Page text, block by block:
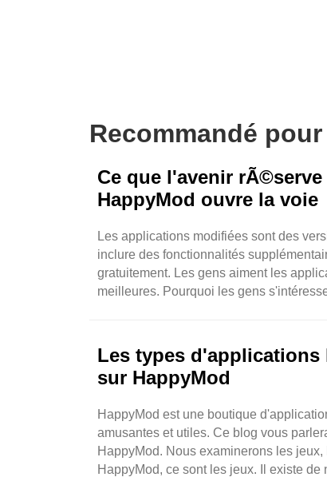
Recommandé
Ce que l'avenir
HappyMod ouvre la voie
Les applications modifiées sont des
inclure des fonctionnalités
gratuitement. Les gens aiment les
meilleures. Pourquoi les gens
Les types
sur HappyMod
HappyMod est une boutique
amusantes et utiles. Ce blog vous
HappyMod. Nous examinerons les
HappyMod, ce sont les jeux. Il existe